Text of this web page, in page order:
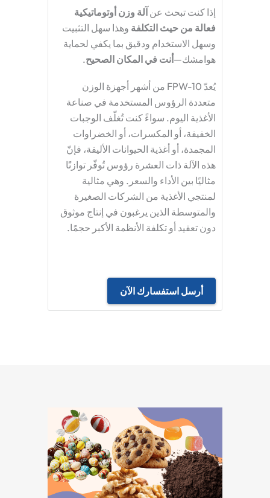
إذا كنت تبحث عن آلة وزن أوتوماتيكية
فعالة من حيث التكلفة وهذا سهل التثبيت
وسهل الاستخدام ودقيق بما يكفي لحماية
هوامشك—أنت في المكان الصحيح.
يُعدّ FPW-10 من أشهر أجهزة الوزن
متعددة الرؤوس المستخدمة في صناعة
الأغذية اليوم. سواءً كنت تُغلّف الوجبات
الخفيفة، أو المكسرات، أو الخضراوات
المجمدة، أو أغذية الحيوانات الأليفة، فإنّ
هذه الآلة ذات العشرة رؤوس تُوفّر توازنًا
مثاليًا بين الأداء والسعر. وهي مثالية
لمنتجي الأغذية من الشركات الصغيرة
والمتوسطة الذين يرغبون في إنتاج موثوق
دون تعقيد أو تكلفة الأنظمة الأكبر حجمًا.
أرسل استفسارك الآن